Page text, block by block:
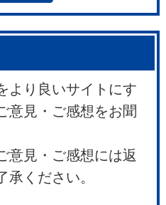
より良いサイトにす
意見・ご感想をお聞
意見・ご感想には返
ください。